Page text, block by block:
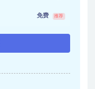
免费 推荐